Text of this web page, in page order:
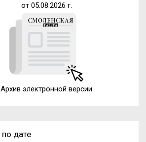
от 05.08.2026 г.
Архив электронной версии
по дате